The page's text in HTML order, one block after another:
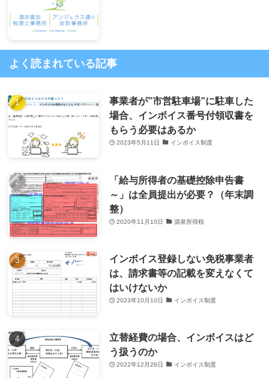
よく読まれている記事
事業者が”市営駐車場”に駐車した
場合、インボイス番号付領収書を
もらう必要はあるか
2023年5月11日 インボイス制度
「給与所得者の基礎控除申告書
～」は全員提出が必要？（年末調
整）
2020年11月10日 源泉所得税
インボイス登録しない免税事業者
は、請求書等の記載を変えなくて
はいけないか
2023年10月10日 インボイス制度
立替経費の場合、インボイスはど
う扱うのか
2022年12月28日 インボイス制度